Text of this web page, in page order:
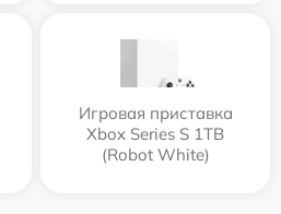
Игровая приставка
Xbox Series S 1TB
(Robot White)